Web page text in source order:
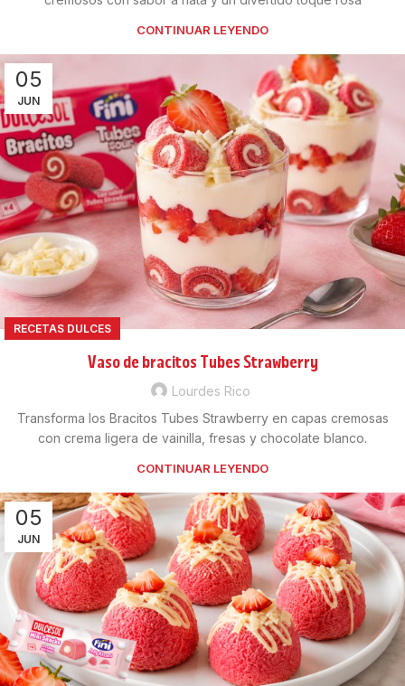
CONTINUAR LEYENDO
05
JUN
RECETAS DULCES
Vaso de bracitos Tubes Strawberry
Lourdes Rico
Transforma los Bracitos Tubes Strawberry en capas cremosas
con crema ligera de vainilla, fresas y chocolate blanco.
CONTINUAR LEYENDO
05
JUN